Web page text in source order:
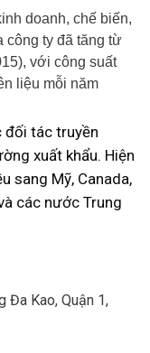
doanh, chế biến,
công ty đã tăng từ
với công suất
liệu mỗi năm
đối tác truyền
xuất khẩu. Hiện
sang Mỹ, Canada,
các nước Trung
Đa Kao, Quận 1,